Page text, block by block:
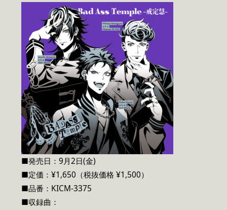
■発売日：9月2日(金)
■定価：¥1,650（税抜価格 ¥1,500）
■品番：KICM-3375
■収録曲：